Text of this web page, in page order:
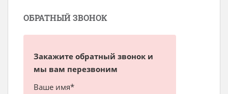
ОБРАТНЫЙ ЗВОНОК
Закажите обратный звонок и
мы вам перезвоним
Ваше имя*